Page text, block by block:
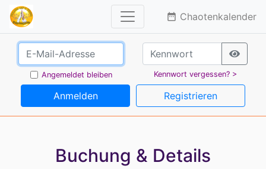
date_range Chaotenkalender
Angemeldet bleiben Kennwort vergessen? >
Anmelden Registrieren
Buchung & Details